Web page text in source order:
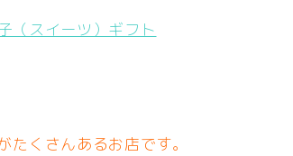
（スイーツ）ギフト
くさんあるお店です。